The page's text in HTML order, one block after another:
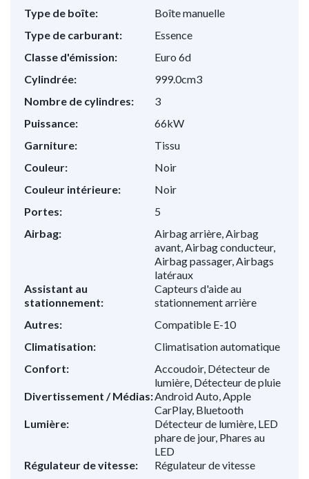
Type de boîte:
Boîte manuelle
Type de carburant:
Essence
Classe d'émission:
Euro 6d
Cylindrée:
999.0cm3
Nombre de cylindres:
3
Puissance:
66kW
Garniture:
Tissu
Couleur:
Noir
Couleur intérieure:
Noir
Portes:
5
Airbag:
Airbag arrière, Airbag
avant, Airbag conducteur,
Airbag passager, Airbags
latéraux
Assistant au
stationnement:
Capteurs d'aide au
stationnement arrière
Autres:
Compatible E-10
Climatisation:
Climatisation automatique
Confort:
Accoudoir, Détecteur de
lumière, Détecteur de pluie
Divertissement / Médias:Android Auto, Apple
CarPlay, Bluetooth
Lumière:
Détecteur de lumière, LED
phare de jour, Phares au
LED
Régulateur de vitesse:
Régulateur de vitesse